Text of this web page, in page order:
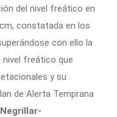
del nivel freático en
constatada en los
con ello la
nivel freático que
y su
de Alerta Temprana